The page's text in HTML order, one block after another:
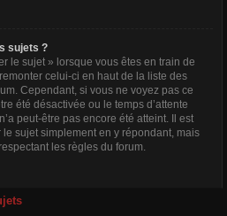
sujets ?
le sujet » lorsque vous êtes en train de
celui-ci en haut de la liste des
Cependant, si vous ne voyez pas ce
été désactivée ou le temps d’attente
peut-être pas encore été atteint. Il est
sujet simplement en y répondant, mais
les règles du forum.